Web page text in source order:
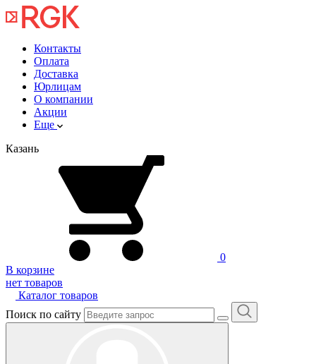
Контакты
Оплата
Доставка
Юрлицам
О компании
Акции
Еще
Казань
0
В корзине
нет товаров
Каталог товаров
Поиск по сайту